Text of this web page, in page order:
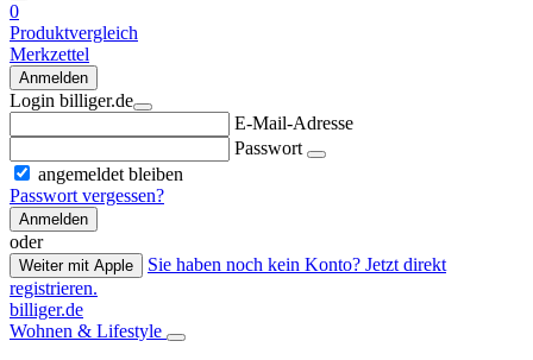
0
Produktvergleich
Merkzettel
Anmelden
Login billiger.de
E-Mail-Adresse
Passwort
angemeldet bleiben
Passwort vergessen?
Anmelden
oder
Weiter mit Apple
Sie haben noch kein Konto? Jetzt direkt
registrieren.
billiger.de
Wohnen & Lifestyle